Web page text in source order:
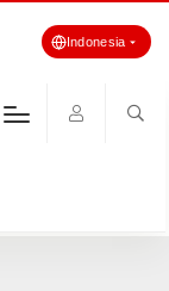
Indonesia